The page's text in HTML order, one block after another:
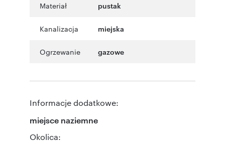
Materiał pustak
Kanalizacja miejska
Ogrzewanie gazowe
Informacje dodatkowe:
miejsce naziemne
Okolica: